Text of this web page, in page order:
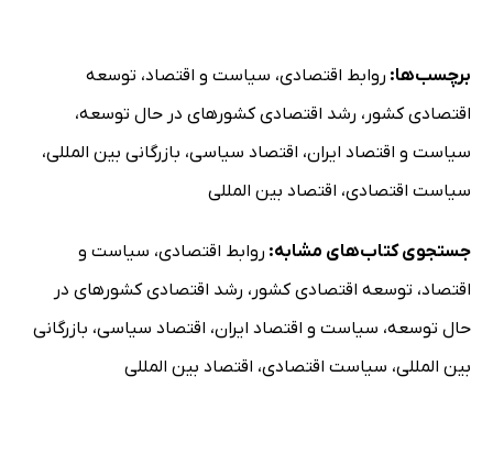
برچسب‌ها: روابط اقتصادی، سیاست و اقتصاد، توسعه
اقتصادی کشور ، رشد اقتصادی کشورهای در حال توسعه،
سیاست و اقتصاد ایران، اقتصاد سیاسی، بازرگانی بین المللی،
سیاست اقتصادی، اقتصاد بین المللی
جستجوی کتاب‌های مشابه: روابط اقتصادی، سیاست و
اقتصاد، توسعه اقتصادی کشور ، رشد اقتصادی کشورهای در
حال توسعه، سیاست و اقتصاد ایران، اقتصاد سیاسی، بازرگانی
بین المللی، سیاست اقتصادی، اقتصاد بین المللی